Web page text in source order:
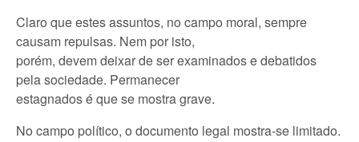
Claro que estes assuntos, no campo moral, sempre
causam repulsas. Nem por isto,
porém, devem deixar de ser examinados e debatidos
pela sociedade. Permanecer
estagnados é que se mostra grave.
No campo político, o documento legal mostra-se limitado.